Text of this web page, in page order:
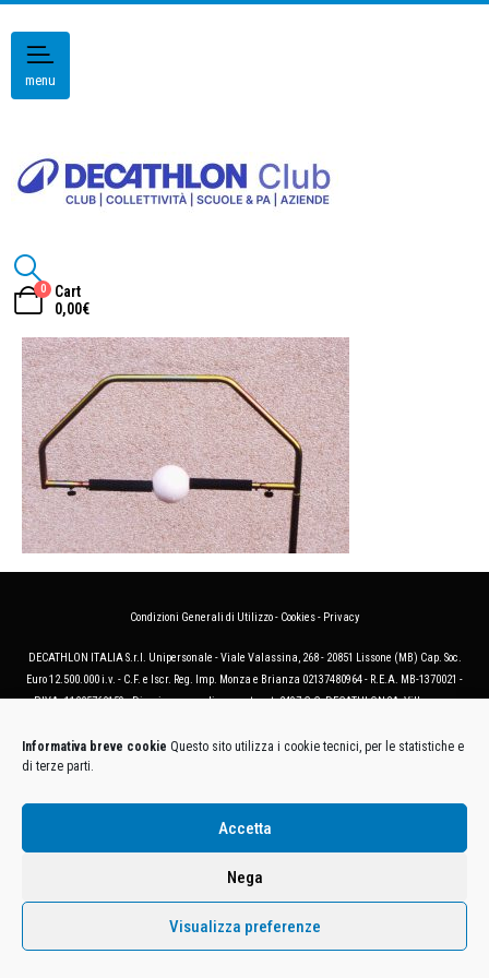
Informativa breve cookie Questo sito utilizza i cookie tecnici, per le statistiche e
di terze parti.
Accetta
Nega
Visualizza preferenze
menu
0
Cart
0,00€
Condizioni Generali di Utilizzo- Cookies- Privacy
DECATHLON ITALIA S.r.l. Unipersonale - Viale Valassina, 268 - 20851 Lissone (MB) Cap. Soc.
Euro 12.500.000 i.v. - C.F. e Iscr. Reg. Imp. Monza e Brianza 02137480964 - R.E.A. MB-1370021 -
P.IVA. 11005760159 - Direzione e coordinamento art. 2497 C.C. DECATHLON SA, Villeneuve